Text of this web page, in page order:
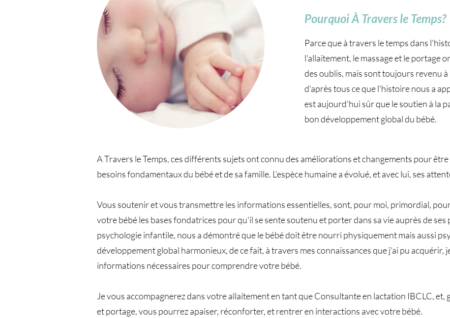
Parce que à travers le temps dans
l'allaitement, le massage et le portage
des oublis, mais sont toujours revenu
d'après tous ce que l'histoire nous a
est aujourd'hui sûr que le soutien à la
bon développement global du bébé.
Pourquoi À Travers le Temps?
A Travers le Temps, ces différents sujets ont connu des améliorations et changements pour
besoins fondamentaux du bébé et de sa famille. L'espèce humaine a évolué, et avec lui, ses
Vous soutenir et vous transmettre les informations essentielles, sont, pour moi, primordial,
votre bébé les bases fondatrices pour qu'il se sente soutenu et porter dans sa vie auprès de ses
psychologie infantile, nous a démontré que le bébé doit être nourri physiquement mais aussi
développement global harmonieux, de ce fait, à travers mes connaissances que j'ai pu acquérir,
informations nécessaires pour comprendre votre bébé.
Je vous accompagnerez dans votre allaitement en tant que Consultante en lactation IBCLC, et,
et portage, vous pourrez apaiser, réconforter, et rentrer en interactions avec votre bébé.